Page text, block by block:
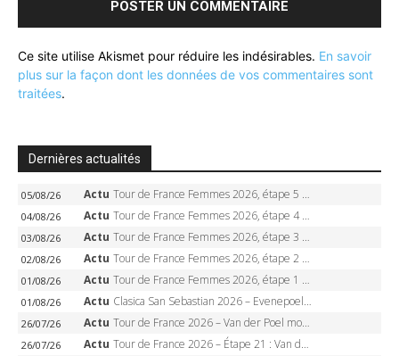
Ce site utilise Akismet pour réduire les indésirables. En savoir
plus sur la façon dont les données de vos commentaires sont
traitées.
Dernières actualités
05/08/26 Actu Tour de France Femmes 2026, étape 5 – Demi Vollering gagne à Belleville, Reusser en jaune, Ferrand-Prévot coule
04/08/26 Actu Tour de France Femmes 2026, étape 4 – Marlen Reusser écrase le chrono, Ferrand-Prévot en crise
03/08/26 Actu Tour de France Femmes 2026, étape 3 – Sigrid Haugset en solitaire, 88 km d’échappée, maillot jaune
02/08/26 Actu Tour de France Femmes 2026, étape 2 – Lorena Wiebes doublé à Genève, Markus héroïque, 7e record
01/08/26 Actu Tour de France Femmes 2026, étape 1 – Lorena Wiebes intouchable à Lausanne, premier maillot jaune
01/08/26 Actu Clasica San Sebastian 2026 – Evenepoel recordman, 4e victoire, Carapaz battu au sprint
26/07/26 Actu Tour de France 2026 – Van der Poel monumental à Paris, Pogacar égale le record des cinq sacres
26/07/26 Actu Tour de France 2026 – Étape 21 : Van der Poel, Pogacar, qui succédera à Wout van Aert sur les Champs-Elysées ?